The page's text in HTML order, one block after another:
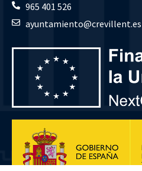
965 401 526
ayuntamiento@crevillent.es